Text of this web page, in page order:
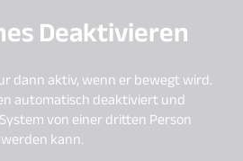
Deaktivieren
dann aktiv, wenn er bewegt wird.
automatisch deaktiviert und
von einer dritten Person
kann.